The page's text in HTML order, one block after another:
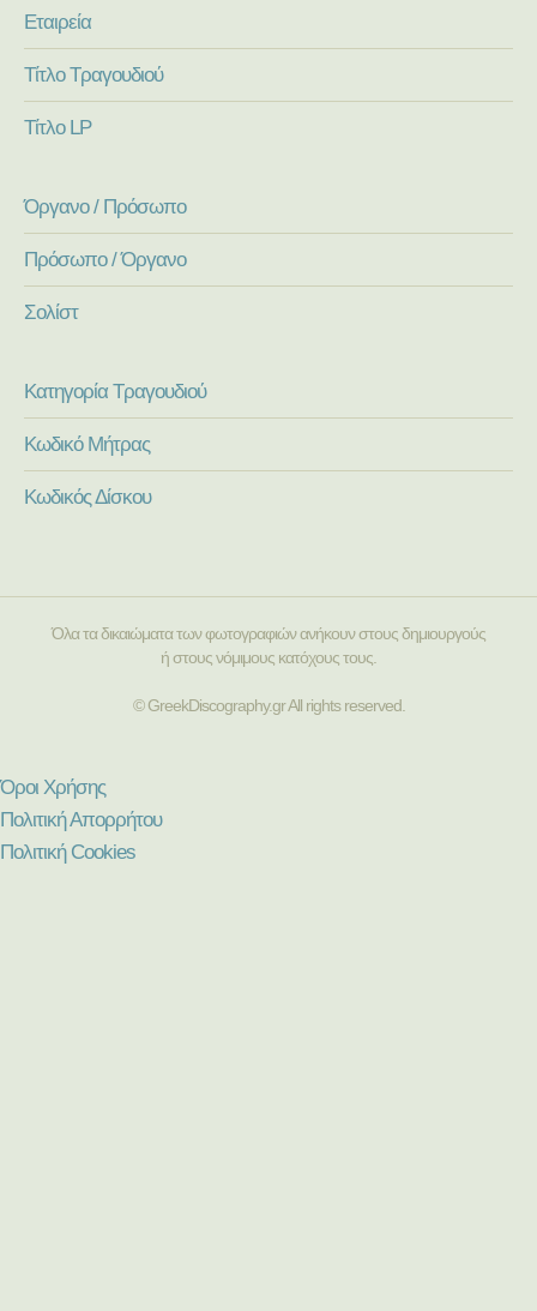
Εταιρεία
Τίτλο Τραγουδιού
Τίτλο LP
Όργανο / Πρόσωπο
Πρόσωπο / Όργανο
Σολίστ
Κατηγορία Τραγουδιού
Κωδικό Μήτρας
Κωδικός Δίσκου
Όλα τα δικαιώματα των φωτογραφιών ανήκουν στους δημιουργούς
ή στους νόμιμους κατόχους τους.
© GreekDiscography.gr All rights reserved.
Όροι Χρήσης
Πολιτική Απορρήτου
Πολιτική Cookies